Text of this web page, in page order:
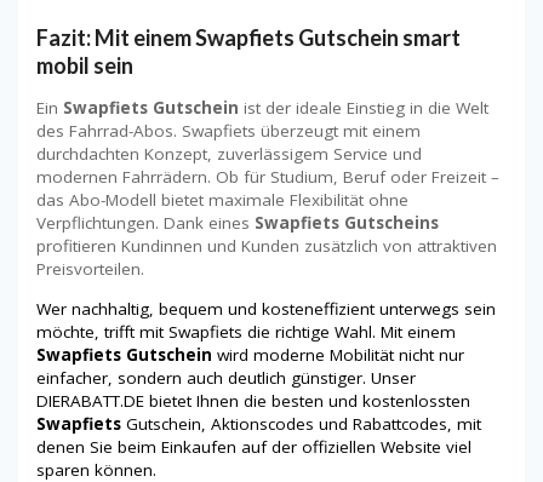
Fazit: Mit einem Swapfiets Gutschein smart
mobil sein
Ein Swapfiets Gutschein ist der ideale Einstieg in die Welt
des Fahrrad-Abos. Swapfiets überzeugt mit einem
durchdachten Konzept, zuverlässigem Service und
modernen Fahrrädern. Ob für Studium, Beruf oder Freizeit –
das Abo-Modell bietet maximale Flexibilität ohne
Verpflichtungen. Dank eines Swapfiets Gutscheins
profitieren Kundinnen und Kunden zusätzlich von attraktiven
Preisvorteilen.
Wer nachhaltig, bequem und kosteneffizient unterwegs sein
möchte, trifft mit Swapfiets die richtige Wahl. Mit einem
Swapfiets Gutschein wird moderne Mobilität nicht nur
einfacher, sondern auch deutlich günstiger. Unser
DIERABATT.DE bietet Ihnen die besten und kostenlossten
Swapfiets Gutschein, Aktionscodes und Rabattcodes, mit
denen Sie beim Einkaufen auf der offiziellen Website viel
sparen können.